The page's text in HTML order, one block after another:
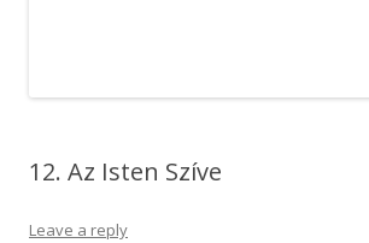
12. Az Isten Szíve
Leave a reply